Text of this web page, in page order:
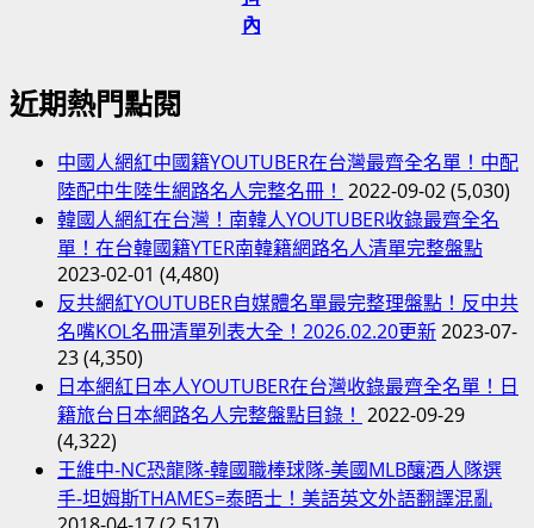
(中
國
氣
YTER
名
單
持
續
更
新)
內
近期熱門點閱
中國人網紅中國籍YOUTUBER在台灣最齊全名單！中配
陸配中生陸生網路名人完整名冊！ 2022-09-02(5,030)
韓國人網紅在台灣！南韓人YOUTUBER收錄最齊全名
單！在台韓國籍YTER南韓籍網路名人清單完整盤點
2023-02-01 (4,480)
反共網紅YOUTUBER自媒體名單最完整理盤點！反中共
名嘴KOL名冊清單列表大全！2026.02.20更新2023-07-
23(4,350)
日本網紅日本人YOUTUBER在台灣收錄最齊全名單！日
籍旅台日本網路名人完整盤點目錄！ 2022-09-29
(4,322)
王維中-NC恐龍隊-韓國職棒球隊-美國MLB釀酒人隊選
手-坦姆斯THAMES=泰晤士！美語英文外語翻譯混亂